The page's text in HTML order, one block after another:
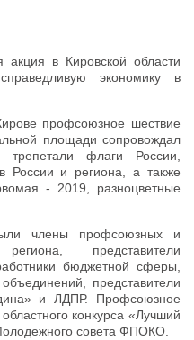
в Кировской области
экономику в
профсоюзное шествие
площади сопровождал
флаги России,
России и региона, а также
- 2019, разноцветные
члены профсоюзных и
представители
бюджетной сферы,
представители
и ЛДПР. Профсоюзное
конкурса «Лучший
совета ФПОКО.